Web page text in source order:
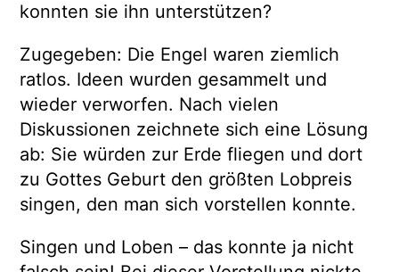
konnten sie ihn unterstützen?
Zugegeben: Die Engel waren ziemlich
ratlos. Ideen wurden gesammelt und
wieder verworfen. Nach vielen
Diskussionen zeichnete sich eine Lösung
ab: Sie würden zur Erde fliegen und dort
zu Gottes Geburt den größten Lobpreis
singen, den man sich vorstellen konnte.
Singen und Loben – das konnte ja nicht